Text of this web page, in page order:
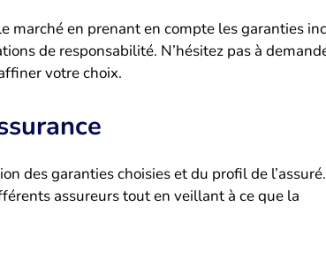
marché en prenant en compte les garanties
de responsabilité. N’hésitez pas à
votre choix.
des garanties choisies et du profil de
assureurs tout en veillant à ce que la